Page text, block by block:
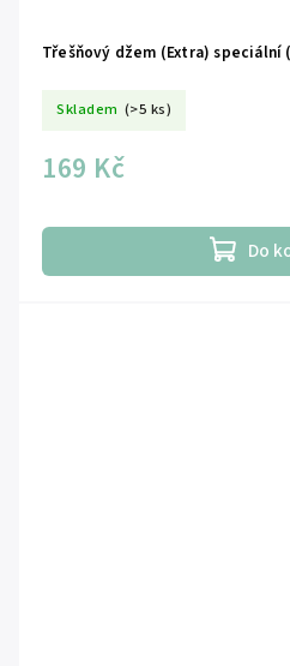
Třešňový džem (Extra) speciální
Skladem (>5 ks)
169 Kč
Do